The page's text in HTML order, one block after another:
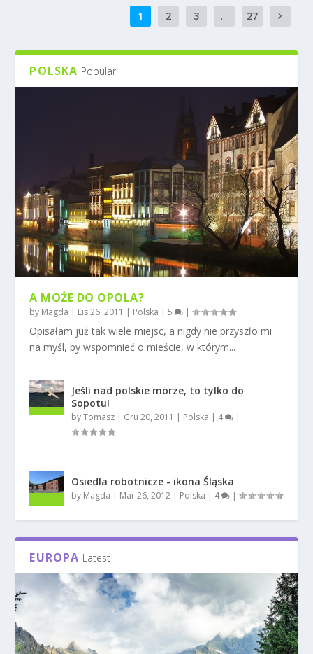
1 2 3 ... 27
POLSKA Popular
A MOŻE DO OPOLA?
by Magda Lis 26, 2011 Polska |5 |
Opisałam już tak wiele miejsc, a nigdy nie przyszło mi
na myśl, by wspomnieć o mieście, w którym...
Jeśli nad polskie morze, to tylko do
Sopotu!
byTomasz Gru 20, 2011 Polska 4
Osiedla robotnicze - ikona Śląska
by Magda Mar 26, 2012 Polska 4 |
EUROPA Latest